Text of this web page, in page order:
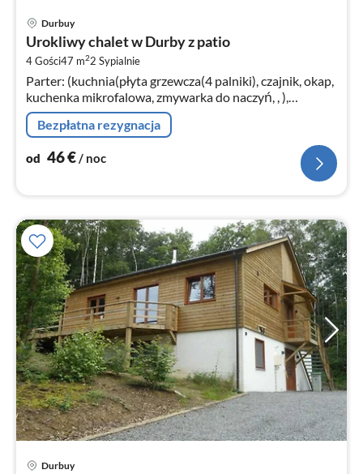
Durbuy
Urokliwy chalet w Durby z patio
4 Gości47 m22 Sypialnie
Parter: (kuchnia(płyta grzewcza(4 palniki), czajnik, okap,
kuchenka mikrofalowa, zmywarka do naczyń, , ),
salon/jadalnia(TV, stół jadalniany, zestaw
wypoczynkowy)
Bezpłatna rezygnacja
od 46€/ noc
Durbuy